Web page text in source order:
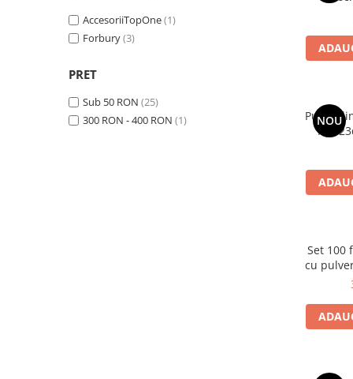
AccesoriiTopOne(1)
Forbury(3)
PRET
Sub 50 RON (25)
300 RON - 400 RON (1) NOU
Pungi
You
Set 100
cu